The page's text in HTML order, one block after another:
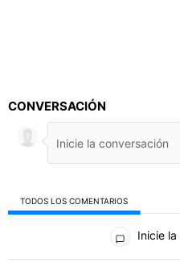
CONVERSACIÓN
TODOS LOS COMENTARIOS
Todos los comentarios
Inicie